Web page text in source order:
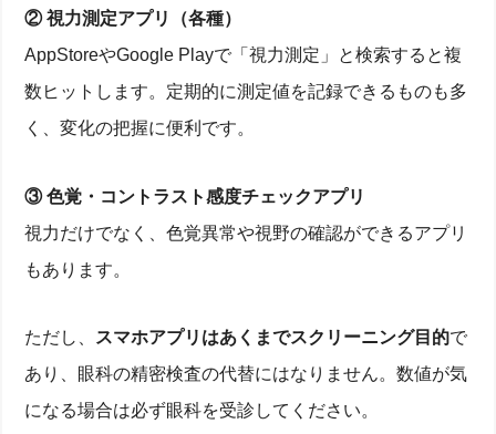
② 視力測定アプリ（各種）
AppStoreやGoogle Playで「視力測定」と検索すると複
数ヒットします。定期的に測定値を記録できるものも多
く、変化の把握に便利です。
③ 色覚・コントラスト感度チェックアプリ
視力だけでなく、色覚異常や視野の確認ができるアプリ
もあります。
ただし、 スマホアプリはあくまでスクリーニング目的で
あり、眼科の精密検査の代替にはなりません。数値が気
になる場合は必ず眼科を受診してください。